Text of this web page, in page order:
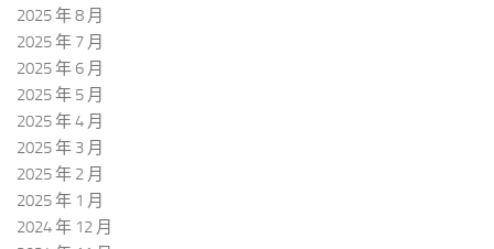
2025 年 8 月
2025 年 7 月
2025 年 6 月
2025 年 5 月
2025 年 4 月
2025 年 3 月
2025 年 2 月
2025 年 1 月
2024 年 12 月